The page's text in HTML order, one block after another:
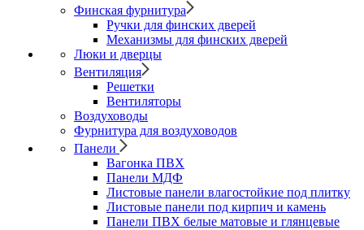
Финская фурнитура
Ручки для финских дверей
Механизмы для финских дверей
Люки и дверцы
Вентиляция
Решетки
Вентиляторы
Воздуховоды
Фурнитура для воздуховодов
Панели
Вагонка ПВХ
Панели МДФ
Листовые панели влагостойкие под плитку
Листовые панели под кирпич и камень
Панели ПВХ белые матовые и глянцевые